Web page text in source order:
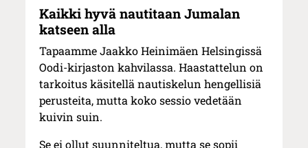
Kaikki hyvä nautitaan Jumalan
katseen alla
Tapaamme Jaakko Heinimäen Helsingissä
Oodi-kirjaston kahvilassa. Haastattelun on
tarkoitus käsitellä nautiskelun hengellisiä
perusteita, mutta koko sessio vedetään
kuivin suin.
Se ei ollut suunniteltua, mutta se sopii